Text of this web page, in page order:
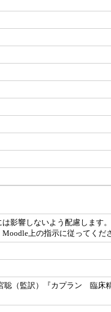
影響しないよう配慮します。
上の指示に従ってくだ
聡（監訳）『カプラン 臨